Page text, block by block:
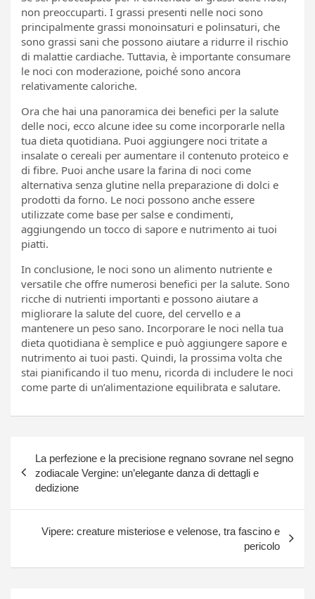
non preoccuparti. I grassi presenti nelle noci sono
principalmente grassi monoinsaturi e polinsaturi, che
sono grassi sani che possono aiutare a ridurre il rischio
di malattie cardiache. Tuttavia, è importante consumare
le noci con moderazione, poiché sono ancora
relativamente caloriche.
Ora che hai una panoramica dei benefici per la salute
delle noci, ecco alcune idee su come incorporarle nella
tua dieta quotidiana. Puoi aggiungere noci tritate a
insalate o cereali per aumentare il contenuto proteico e
di fibre. Puoi anche usare la farina di noci come
alternativa senza glutine nella preparazione di dolci e
prodotti da forno. Le noci possono anche essere
utilizzate come base per salse e condimenti,
aggiungendo un tocco di sapore e nutrimento ai tuoi
piatti.
In conclusione, le noci sono un alimento nutriente e
versatile che offre numerosi benefici per la salute. Sono
ricche di nutrienti importanti e possono aiutare a
migliorare la salute del cuore, del cervello e a
mantenere un peso sano. Incorporare le noci nella tua
dieta quotidiana è semplice e può aggiungere sapore e
nutrimento ai tuoi pasti. Quindi, la prossima volta che
stai pianificando il tuo menu, ricorda di includere le noci
come parte di un’alimentazione equilibrata e salutare.
articoli
La perfezione e la precisione regnano sovrane nel segno
zodiacale Vergine: un’elegante danza di dettagli e
dedizione
Vipere: creature misteriose e velenose, tra fascino e
pericolo